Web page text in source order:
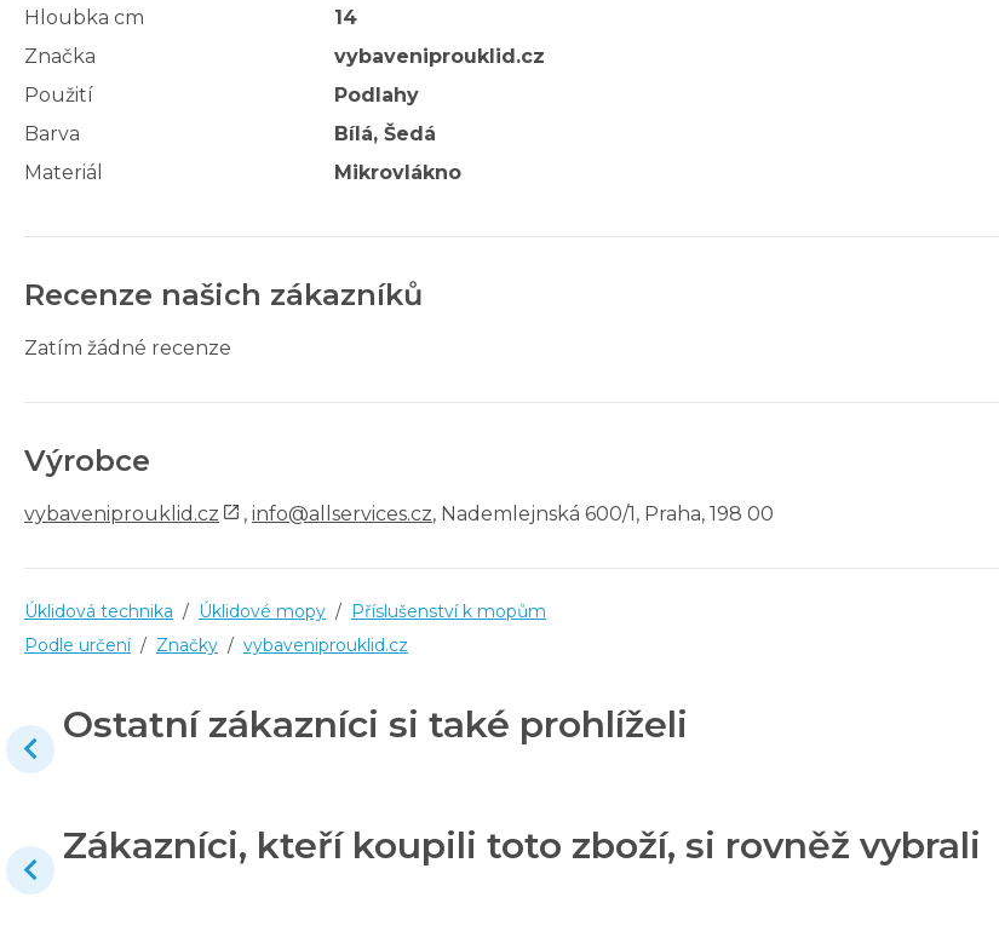
Hloubka cm
14
Značka
vybaveniprouklid.cz
Použití
Podlahy
Barva
Bílá, Šedá
Materiál
Mikrovlákno
Recenze našich zákazníků
Zatím žádné recenze
Výrobce
vybaveniprouklid.cz , info@allservices.cz, Nademlejnská 600/1, Praha, 198 00
Úklidová technika / Úklidové mopy / Příslušenství k mopům
Podle určení / Značky / vybaveniprouklid.cz
Ostatní zákazníci si také prohlíželi
Zákazníci, kteří koupili toto zboží, si rovněž vybrali